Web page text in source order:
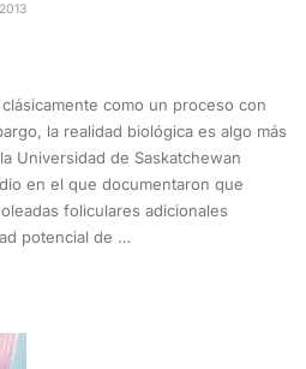
como un proceso con
la realidad biológica es algo más
Universidad de Saskatchewan
en el que documentaron que
foliculares adicionales
potencial de …